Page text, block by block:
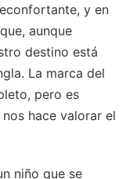
y en
aunque
destino está
La marca del
pero es
hace valorar el
niño que se